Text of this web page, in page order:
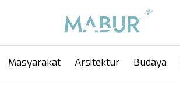
Masyarakat Arsitektur Budaya